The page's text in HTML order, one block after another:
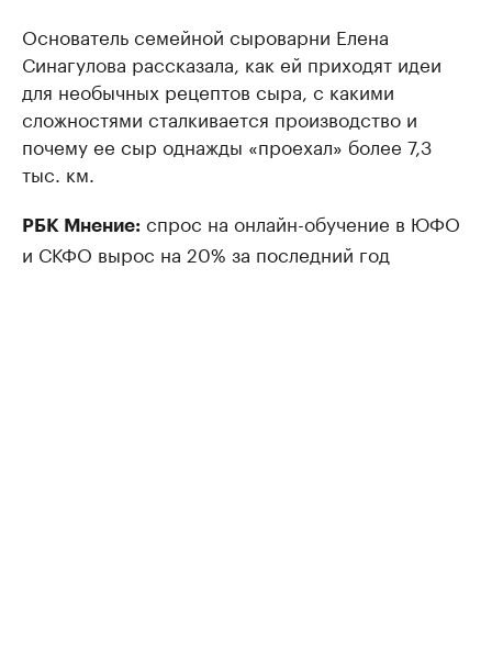
Основатель семейной сыроварни Елена
Синагулова рассказала, как ей приходят идеи
для необычных рецептов сыра, с какими
сложностями сталкивается производство и
почему ее сыр однажды «проехал» более 7,3
тыс. км.
РБК Мнение: спрос на онлайн-обучение в ЮФО
и СКФО вырос на 20% за последний год